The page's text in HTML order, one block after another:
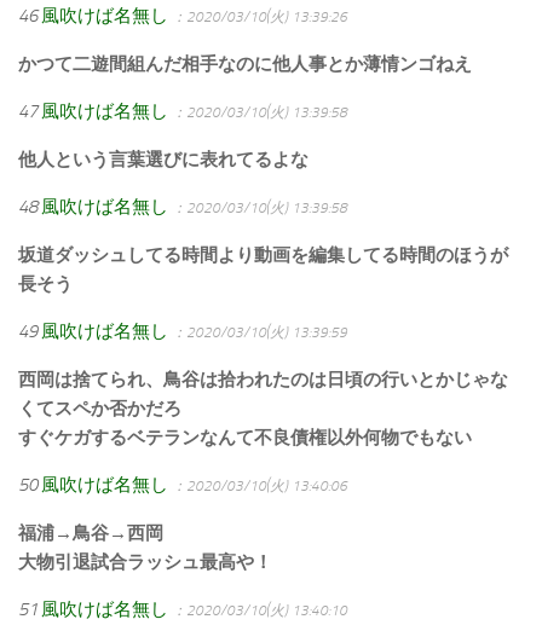
46 風吹けば名無し ：2020/03/10(火) 13:39:26
かつて二遊間組んだ相手なのに他人事とか薄情ンゴねえ
47 風吹けば名無し ：2020/03/10(火) 13:39:58
他人という言葉選びに表れてるよな
48 風吹けば名無し ：2020/03/10(火) 13:39:58
坂道ダッシュしてる時間より動画を編集してる時間のほうが
長そう
49 風吹けば名無し ：2020/03/10(火) 13:39:59
西岡は捨てられ、鳥谷は拾われたのは日頃の行いとかじゃな
くてスペか否かだろ
すぐケガするベテランなんて不良債権以外何物でもない
50 風吹けば名無し ：2020/03/10(火) 13:40:06
福浦→鳥谷→西岡
大物引退試合ラッシュ最高や！
51 風吹けば名無し ：2020/03/10(火) 13:40:10